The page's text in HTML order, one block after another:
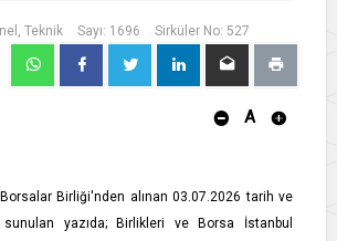
Teknik Sayı: 1696 Sirküler No: 527
A
Birliği'nden alınan 03.07.2026 tarih ve
yazıda; Birlikleri ve Borsa İstanbul